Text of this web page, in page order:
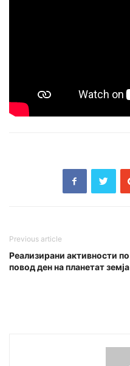
Previous article
Реализирани активности по
повод ден на планетат земја